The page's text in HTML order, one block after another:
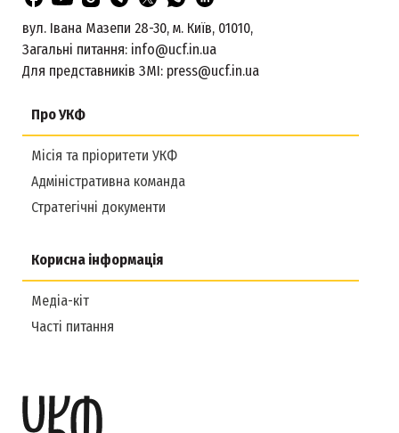
Про УКФ
Місія та пріоритети УКФ
Адміністративна команда
Стратегічні документи
Корисна інформація
Медіа-кіт
Часті питання
вул. Івана Мазепи 28-30, м. Київ, 01010,
Загальні питання: info@ucf.in.ua
Для представників ЗМІ: press@ucf.in.ua